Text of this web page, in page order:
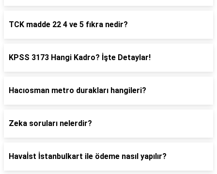
TCK madde 22 4 ve 5 fıkra nedir?
KPSS 3173 Hangi Kadro? İşte Detaylar!
Hacıosman metro durakları hangileri?
Zeka soruları nelerdir?
Havaİst İstanbulkart ile ödeme nasıl yapılır?